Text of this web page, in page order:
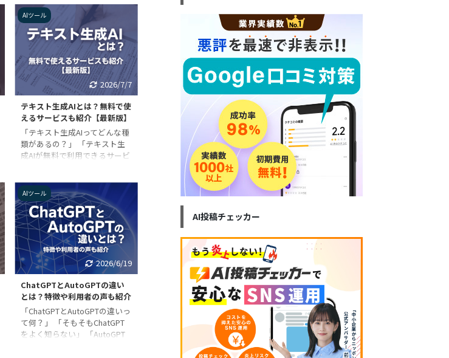
が文章や画像を生成できる生成
AIです。 特に画像生成AIに関し
ては、プロンプト（テキスト）
次第でイラスト・漫画・写真・
絵画などのいろんなタイプを生
成できるのが特徴です。 この
記事では、画像の中でもロゴ作
成に特化したロゴ生成AIについ
て解説します。ロゴが作成がで
きる無料・有料AIツールや、海
外のAIツールも紹介しているの
で、ぜひ参考にしてみてくださ
い。 ロゴ生成A ...
AIツール
2026/7/7
テキスト生成AIとは？無料で使
えるサービスも紹介【最新版】
「テキスト生成AIってどんな種
類があるの？」 「テキスト生
成AIが無料で利用できるサービ
AI（ジェネレーティブ AI）のな
かでも近年様々なサービスに利
用されています。 しかしその
反面、いろいろ種類があり過ぎ
て「何を使ったら何ができるの
か分からない」という人も、意
外と多いのではないでしょう
か？ この記事では、テキスト
生成AIについて解説します。ま
た、自分に合ったものが見つけ
られるように、テキスト生成AI
をタイプ別に説明しているのも
ポイントです。 無料で ...
AIツール
2026/6/19
ChatGPTとAutoGPTの違い
とは？特徴や利用者の声も紹介
「ChatGPTとAutoGPTの違いっ
て何？」 「そもそもChatGPT
をよく知らない」 「AutoGPT
AI投稿チェッカー